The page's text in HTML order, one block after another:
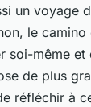
un voyage
le camino
soi-même et
de plus
réfléchir à